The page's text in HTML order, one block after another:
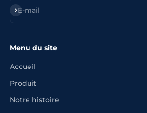
E-mail
S'inscrire
Menu du site
Accueil
Produit
Notre histoire